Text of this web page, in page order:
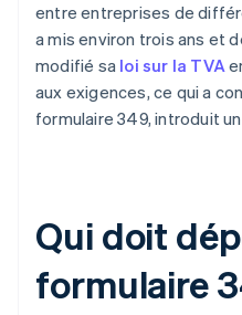
entre entreprises de
a mis environ trois ans et
modifié sa loi sur la TVA
aux exigences, ce qui a
formulaire 349, introduit
Qui doit
formulaire